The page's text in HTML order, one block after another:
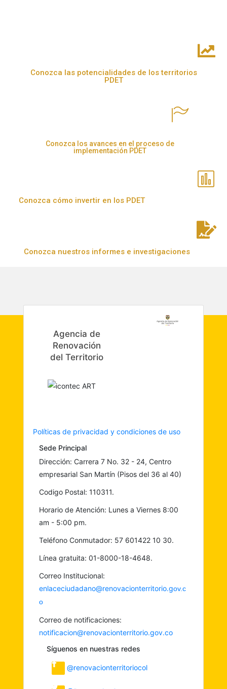
Conozca las potencialidades de los territorios
PDET
Conozca los avances en el proceso de
implementación PDET
Conozca cómo invertir en los PDET
Conozca nuestros informes e investigaciones
Agencia de
Renovación
del Territorio
Sede Principal
Dirección: Carrera 7 No. 32 - 24, Centro
empresarial San Martín (Pisos del 36 al 40)
Codigo Postal: 110311.
Horario de Atención: Lunes a Viernes 8:00
am - 5:00 pm.
Teléfono Conmutador: 57 601422 10 30.
Línea gratuita: 01-8000-18-4648.
Correo Institucional:
enlaceciudadano@renovacionterritorio.gov.c
o
Correo de notificaciones:
notificacion@renovacionterritorio.gov.co
Síguenos en nuestras redes
@renovacionterritoriocol
Políticas de privacidad y condiciones de uso